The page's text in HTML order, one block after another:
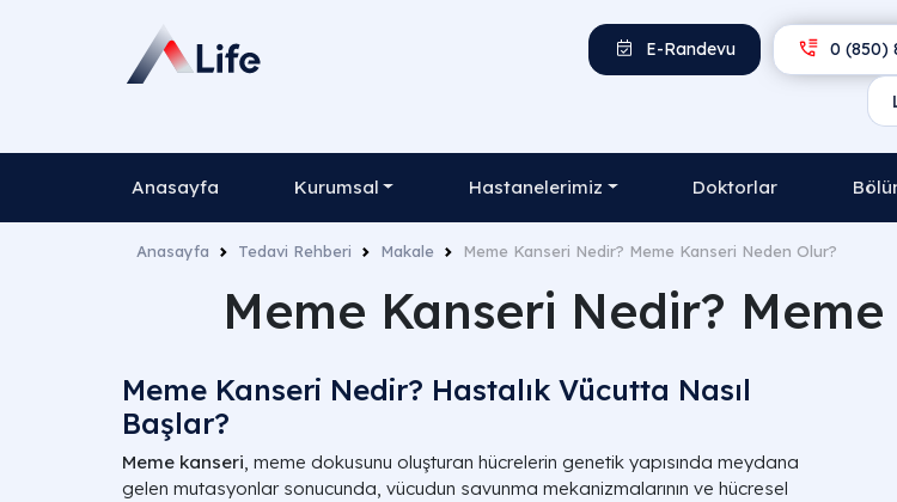
0 (850)
E-Randevu
Anasayfa Kurumsal Hastanelerimiz Doktorlar
Anasayfa Tedavi Rehberi Makale Meme Kanseri Nedir? Meme Kanseri Neden Olur?
Meme Kanseri Nedir?
Meme Kanseri Nedir? Hastalık Vücutta Nasıl
Başlar?
Meme kanseri, meme dokusunu oluşturan hücrelerin genetik yapısında meydana
gelen mutasyonlar sonucunda, vücudun savunma mekanizmalarının ve hücresel